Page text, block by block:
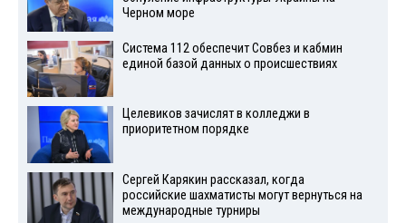
Черном море
Система 112 обеспечит Совбез и кабмин
единой базой данных о происшествиях
Целевиков зачислят в колледжи в
приоритетном порядке
Сергей Карякин рассказал, когда
российские шахматисты могут вернуться на
международные турниры